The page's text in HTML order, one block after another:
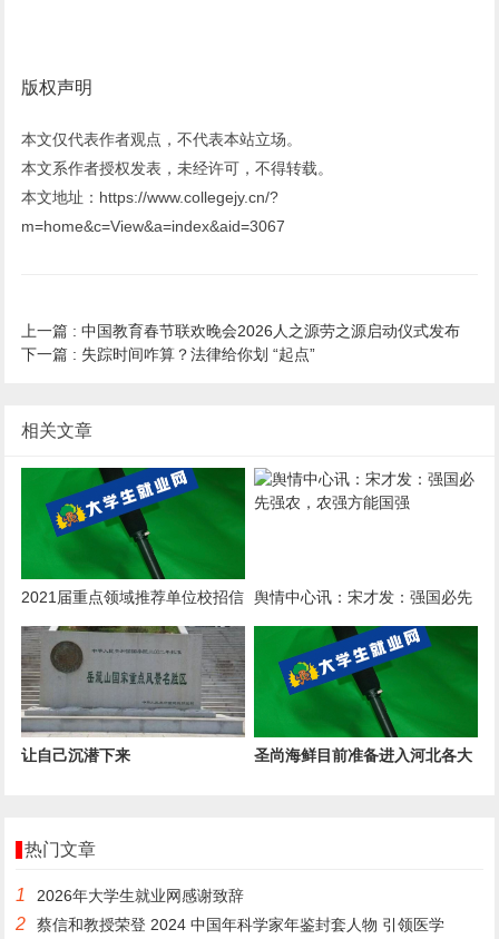
版权声明
本文仅代表作者观点，不代表本站立场。
本文系作者授权发表，未经许可，不得转载。
本文地址：https://www.collegejy.cn/?
m=home&c=View&a=index&aid=3067
上一篇 : 中国教育春节联欢晚会2026人之源劳之源启动仪式发布
下一篇 : 失踪时间咋算？法律给你划 “起点”
相关文章
2021届重点领域推荐单位校招信
息汇总
舆情中心讯：宋才发：强国必先
强农，农强方能国强
让自己沉潜下来
圣尚海鲜目前准备进入河北各大
热门文章
1 2026年大学生就业网感谢致辞
2 蔡信和教授荣登 2024 中国年科学家年鉴封套人物 引领医学